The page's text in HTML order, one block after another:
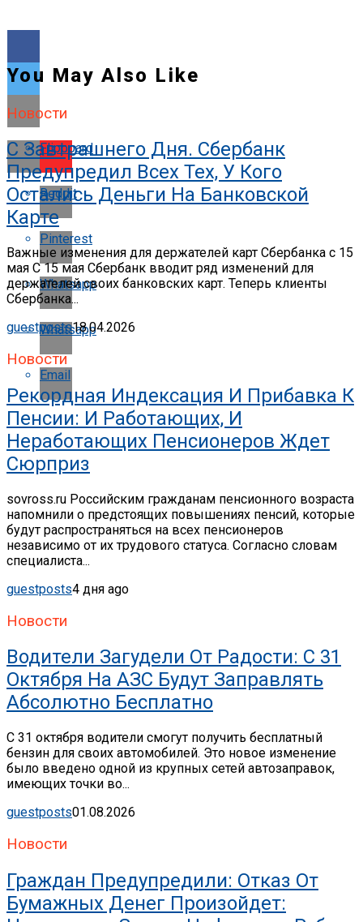
Flipboard
Reddit
Pinterest
Whatsapp
Whatsapp
Email
You May Also Like
Новости
С Завтрашнего Дня. Сбербанк
Предупредил Всех Тех, У Кого
Остались Деньги На Банковской
Карте
Важные изменения для держателей карт Сбербанка с 15
мая С 15 мая Сбербанк вводит ряд изменений для
держателей своих банковских карт. Теперь клиенты
Сбербанка...
guestposts18.04.2026
Новости
Рекордная Индексация И Прибавка К
Пенсии: И Работающих, И
Неработающих Пенсионеров Ждет
Сюрприз
sovross.ru Российским гражданам пенсионного возраста
напомнили о предстоящих повышениях пенсий, которые
будут распространяться на всех пенсионеров
независимо от их трудового статуса. Согласно словам
специалиста...
guestposts4 дня ago
Новости
Водители Загудели От Радости: С 31
Октября На АЗС Будут Заправлять
Абсолютно Бесплатно
С 31 октября водители смогут получить бесплатный
бензин для своих автомобилей. Это новое изменение
было введено одной из крупных сетей автозаправок,
имеющих точки во...
guestposts01.08.2026
Новости
Граждан Предупредили: Отказ От
Бумажных Денег Произойдет: